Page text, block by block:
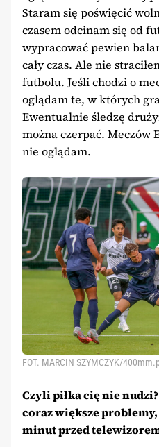
Staram się poświęcić
czasem odcinam się od
wypracować pewien
cały czas. Ale nie
futbolu. Jeśli chodzi o
oglądam te, w których
Ewentualnie śledzę
można czerpać. Meczów
nie oglądam.
FOT. MARCIN SZYMCZYK/
Czyli piłka cię nie
coraz większe
minut przed